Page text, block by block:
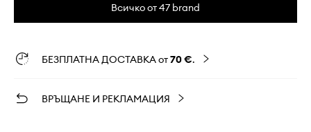
Всичко от 47 brand
БЕЗПЛАТНА ДОСТАВКА от70 €.
ВРЪЩАНЕ И РЕКЛАМАЦИЯ